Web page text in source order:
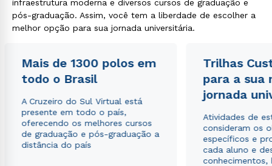
infraestrutura moderna e diversos cursos de graduação e
pós-graduação. Assim, você tem a liberdade de escolher a
melhor opção para sua jornada universitária.
Mais de 1300 polos em
todo o Brasil
A Cruzeiro do Sul Virtual está
presente em todo o país,
oferecendo os melhores cursos
de graduação e pós-graduação a
distância do país
Trilhas
para a sua
jornada
Atividades de
consideram os
específicos e
cada aluno e
conhecimentos,
Estou de acordo com aPolítica de Privacidade.e
autorizo que meus dados sejam utilizados para o
envio de conteúdos da Cruzeiro do Sul.